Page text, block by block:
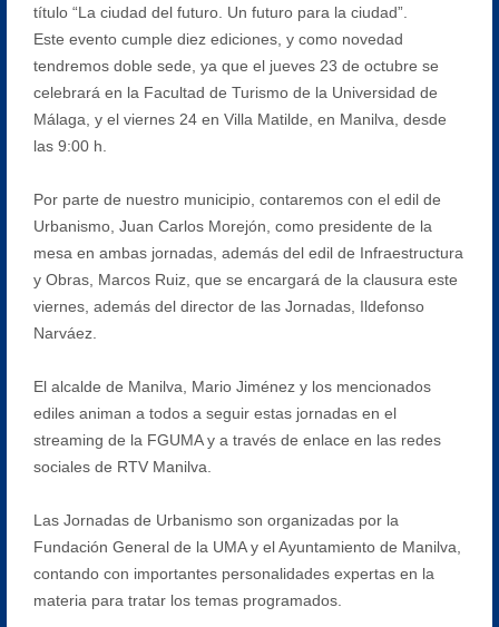
título “La ciudad del futuro. Un futuro para la ciudad”.
Este evento cumple diez ediciones, y como novedad
tendremos doble sede, ya que el jueves 23 de octubre se
celebrará en la Facultad de Turismo de la Universidad de
Málaga, y el viernes 24 en Villa Matilde, en Manilva, desde
las 9:00 h.
Por parte de nuestro municipio, contaremos con el edil de
Urbanismo, Juan Carlos Morejón, como presidente de la
mesa en ambas jornadas, además del edil de Infraestructura
y Obras, Marcos Ruiz, que se encargará de la clausura este
viernes, además del director de las Jornadas, Ildefonso
Narváez.
El alcalde de Manilva, Mario Jiménez y los mencionados
ediles animan a todos a seguir estas jornadas en el
streaming de la FGUMA y a través de enlace en las redes
sociales de RTV Manilva.
Las Jornadas de Urbanismo son organizadas por la
Fundación General de la UMA y el Ayuntamiento de Manilva,
contando con importantes personalidades expertas en la
materia para tratar los temas programados.